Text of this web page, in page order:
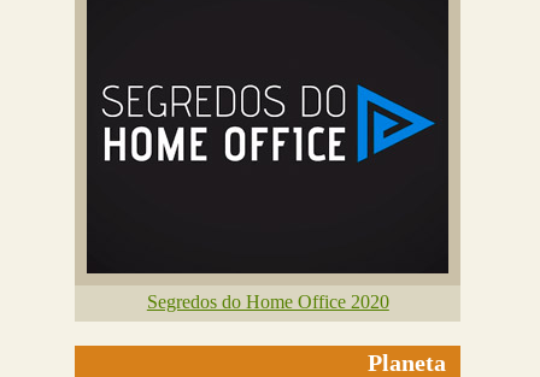
Segredos do Home Office 2020
Planeta